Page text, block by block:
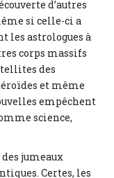
d’autres
si celle-ci a
les astrologues à
corps massifs
des
et même
empêchent
science,
jumeaux
Certes, les